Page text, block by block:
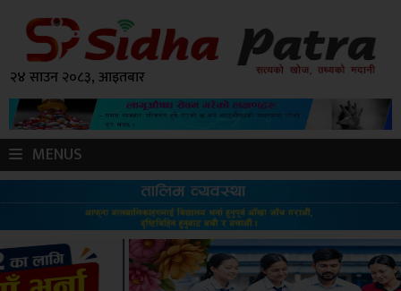
२४ साउन २०८३, आइतबार
MENUS